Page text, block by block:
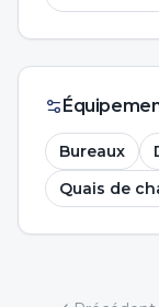
Bureaux
Quais de